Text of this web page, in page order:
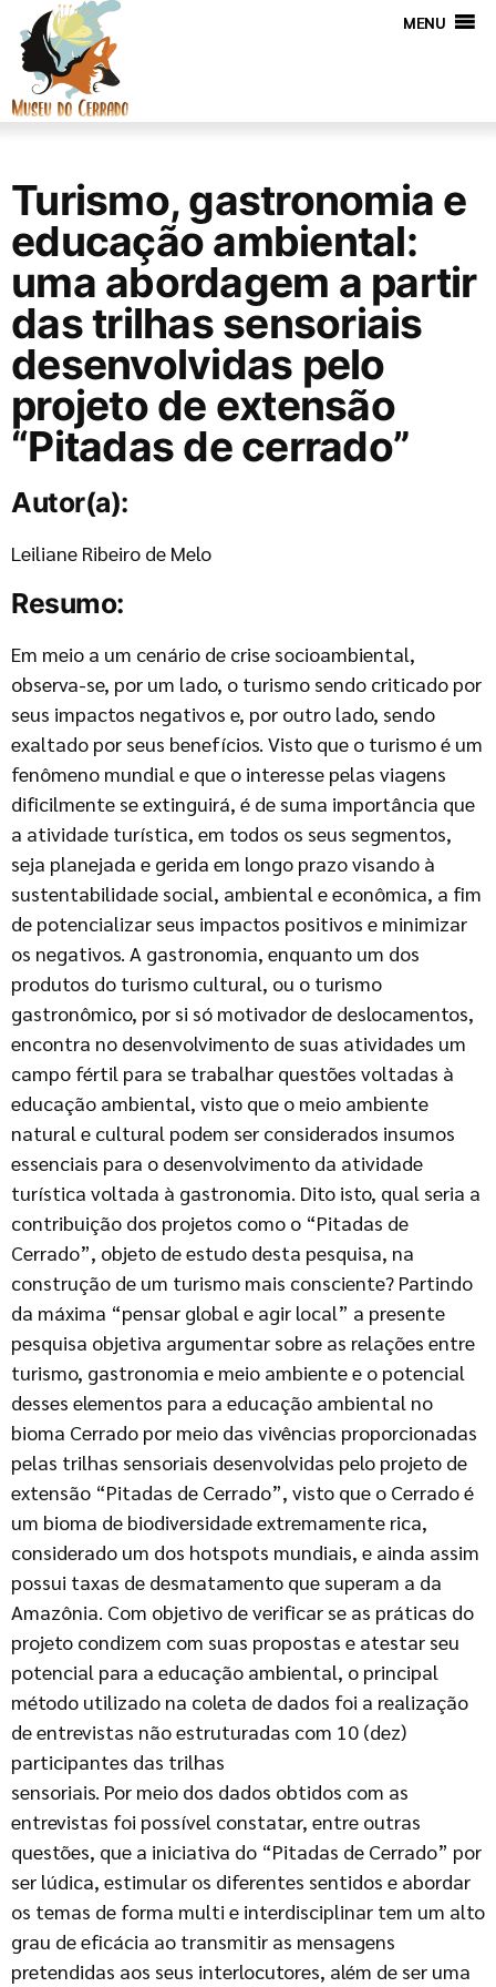
MENU
Turismo, gastronomia e
educação ambiental:
uma abordagem a partir
das trilhas sensoriais
desenvolvidas pelo
projeto de extensão
“Pitadas de cerrado”
Autor(a):
Leiliane Ribeiro de Melo
Resumo:
Em meio a um cenário de crise socioambiental,
observa-se, por um lado, o turismo sendo criticado por
seus impactos negativos e, por outro lado, sendo
exaltado por seus benefícios. Visto que o turismo é um
fenômeno mundial e que o interesse pelas viagens
dificilmente se extinguirá, é de suma importância que
a atividade turística, em todos os seus segmentos,
seja planejada e gerida em longo prazo visando à
sustentabilidade social, ambiental e econômica, a fim
de potencializar seus impactos positivos e minimizar
os negativos. A gastronomia, enquanto um dos
produtos do turismo cultural, ou o turismo
gastronômico, por si só motivador de deslocamentos,
encontra no desenvolvimento de suas atividades um
campo fértil para se trabalhar questões voltadas à
educação ambiental, visto que o meio ambiente
natural e cultural podem ser considerados insumos
essenciais para o desenvolvimento da atividade
turística voltada à gastronomia. Dito isto, qual seria a
contribuição dos projetos como o “Pitadas de
Cerrado”, objeto de estudo desta pesquisa, na
construção de um turismo mais consciente? Partindo
da máxima “pensar global e agir local” a presente
pesquisa objetiva argumentar sobre as relações entre
turismo, gastronomia e meio ambiente e o potencial
desses elementos para a educação ambiental no
bioma Cerrado por meio das vivências proporcionadas
pelas trilhas sensoriais desenvolvidas pelo projeto de
extensão “Pitadas de Cerrado”, visto que o Cerrado é
um bioma de biodiversidade extremamente rica,
considerado um dos hotspots mundiais, e ainda assim
possui taxas de desmatamento que superam a da
Amazônia. Com objetivo de verificar se as práticas do
projeto condizem com suas propostas e atestar seu
potencial para a educação ambiental, o principal
método utilizado na coleta de dados foi a realização
de entrevistas não estruturadas com 10 (dez)
participantes das trilhas
sensoriais. Por meio dos dados obtidos com as
entrevistas foi possível constatar, entre outras
questões, que a iniciativa do “Pitadas de Cerrado” por
ser lúdica, estimular os diferentes sentidos e abordar
os temas de forma multi e interdisciplinar tem um alto
grau de eficácia ao transmitir as mensagens
pretendidas aos seus interlocutores, além de ser uma